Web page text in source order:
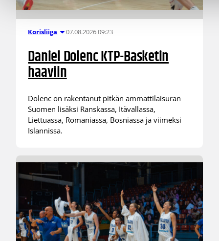
Korisliiga 07.08.2026 09:23
Daniel Dolenc KTP-Basketin
haaviin
Dolenc on rakentanut pitkän ammattilaisuran
Suomen lisäksi Ranskassa, Itävallassa,
Liettuassa, Romaniassa, Bosniassa ja viimeksi
Islannissa.